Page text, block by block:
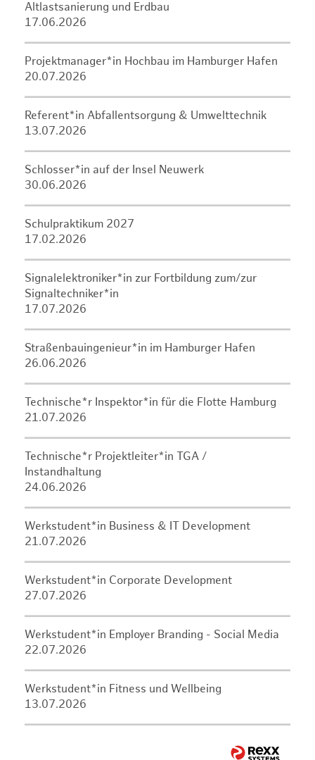
Altlastsanierung und Erdbau
17.06.2026
Projektmanager*in Hochbau im Hamburger Hafen
20.07.2026
Referent*in Abfallentsorgung & Umwelttechnik
13.07.2026
Schlosser*in auf der Insel Neuwerk
30.06.2026
Schulpraktikum 2027
17.02.2026
Signalelektroniker*in zur Fortbildung zum/zur
Signaltechniker*in
17.07.2026
Straßenbauingenieur*in im Hamburger Hafen
26.06.2026
Technische*r Inspektor*in für die Flotte Hamburg
21.07.2026
Technische*r Projektleiter*in TGA /
Instandhaltung
24.06.2026
Werkstudent*in Business & IT Development
21.07.2026
Werkstudent*in Corporate Development
27.07.2026
Werkstudent*in Employer Branding - Social Media
22.07.2026
Werkstudent*in Fitness und Wellbeing
13.07.2026